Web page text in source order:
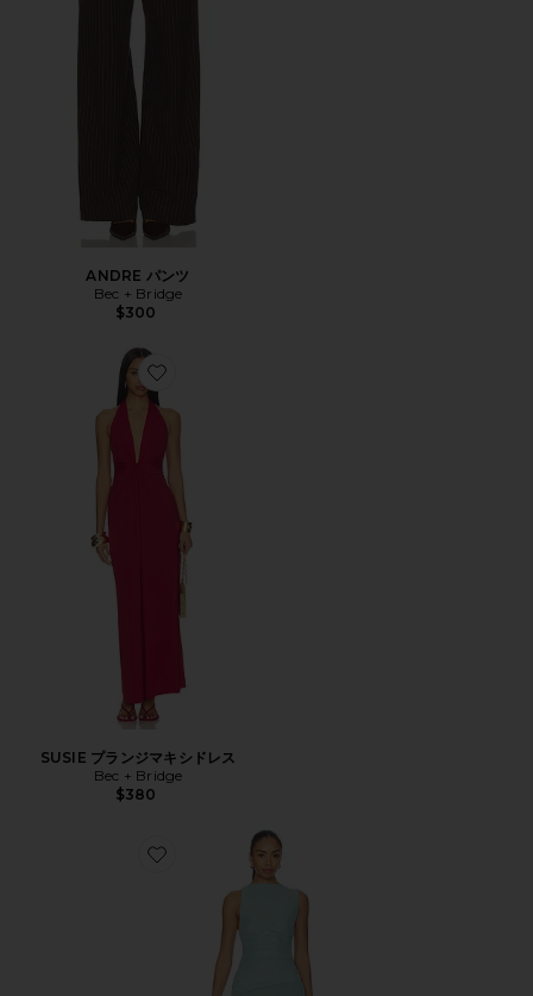
ANDRE パンツ
Bec + Bridge
$300
Favorite SUSIE プランジマキシドレス
SUSIE プランジマキシドレス
Bec + Bridge
$380
Favorite NICO ドレス